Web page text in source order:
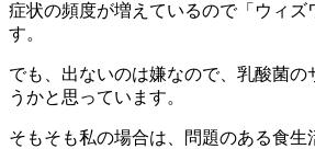
症状の頻度が増えているので「ウィズ
す。
でも、出ないのは嫌なので、乳酸菌の
うかと思っています。
そもそも私の場合は、問題のある食生